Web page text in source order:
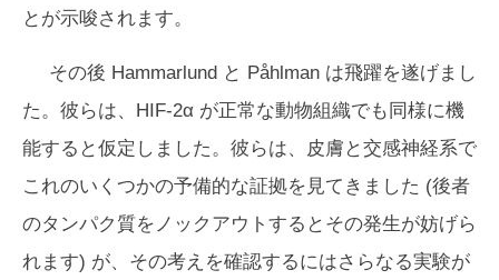
とが示唆されます。
その後 Hammarlund と Påhlman は飛躍を遂げまし
た。彼らは、HIF-2α が正常な動物組織でも同様に機
能すると仮定しました。彼らは、皮膚と交感神経系で
これのいくつかの予備的な証拠を見てきました (後者
のタンパク質をノックアウトするとその発生が妨げら
れます) が、その考えを確認するにはさらなる実験が